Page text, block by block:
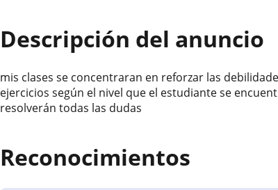
Descripción del anuncio
mis clases se concentraran en reforzar las
ejercicios según el nivel que el estudiante se
resolverán todas las dudas
Reconocimientos